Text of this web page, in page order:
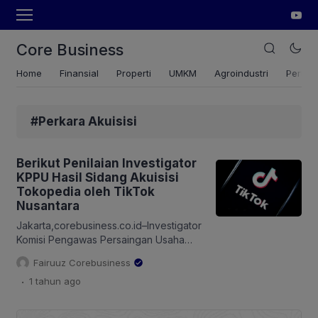
Core Business
Home Finansial Properti UMKM Agroindustri
#Perkara Akuisisi
Berikut Penilaian Investigator
KPPU Hasil Sidang Akuisisi
Tokopedia oleh TikTok
Nusantara
Jakarta,corebusiness.co.id–Investigator
Komisi Pengawas Persaingan Usaha
(KPPU) telah menyelesaikan proses
penilaian menyeluruh atas transaksi
pengambilalihan saham PT Tokopedia
Fairuuz Corebusiness
. 1 tahun ago